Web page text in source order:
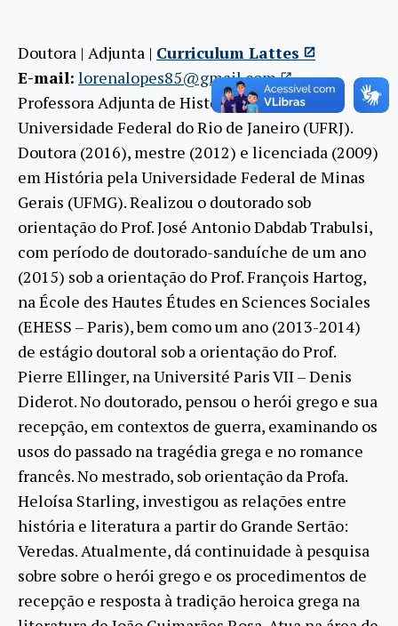
Doutora | Adjunta | Curriculum Lattes
E-mail: lorenalopes85@gmail.com
Professora Adjunta de História Antiga na
Universidade Federal do Rio de Janeiro (UFRJ).
Doutora (2016), mestre (2012) e licenciada (2009)
em História pela Universidade Federal de Minas
Gerais (UFMG). Realizou o doutorado sob
orientação do Prof. José Antonio Dabdab Trabulsi,
com período de doutorado-sanduíche de um ano
(2015) sob a orientação do Prof. François Hartog,
na École des Hautes Études en Sciences Sociales
(EHESS – Paris), bem como um ano (2013-2014)
de estágio doutoral sob a orientação do Prof.
Pierre Ellinger, na Université Paris VII – Denis
Diderot. No doutorado, pensou o herói grego e sua
recepção, em contextos de guerra, examinando os
usos do passado na tragédia grega e no romance
francês. No mestrado, sob orientação da Profa.
Heloísa Starling, investigou as relações entre
história e literatura a partir do Grande Sertão:
Veredas. Atualmente, dá continuidade à pesquisa
sobre sobre o herói grego e os procedimentos de
recepção e resposta à tradição heroica grega na